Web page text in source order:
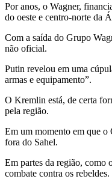
Por anos, o Wagner,
do oeste e centro-norte da
Com a saída do Grupo
não oficial.
Putin revelou em uma
armas e equipamento”.
O Kremlin está, de certa
pela região.
Em um momento em que o
fora do Sahel.
Em partes da região, como
combate contra os rebeldes.